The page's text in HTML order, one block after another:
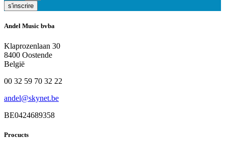
s'inscrire
Andel Music bvba
Klaprozenlaan 30
8400 Oostende
België
00 32 59 70 32 22
andel@skynet.be
BE0424689358
Procucts